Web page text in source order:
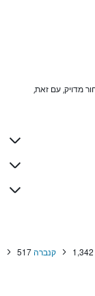
1,342 קנברה 517